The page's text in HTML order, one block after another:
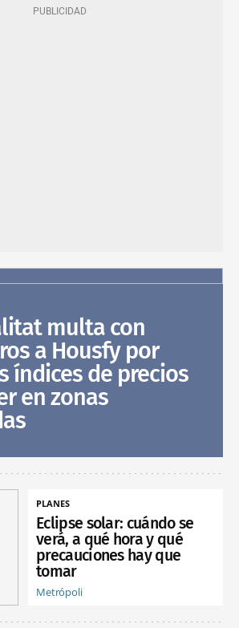
multa con
a Housfy por
índices de precios
en zonas
PLANES
Eclipse solar: cuándo se
verá, a qué hora y qué
precauciones hay que
tomar
Metrópoli